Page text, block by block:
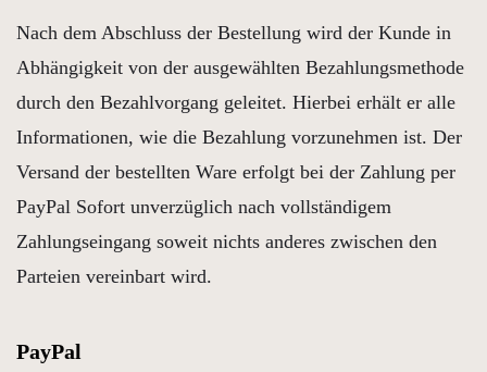
Nach dem Abschluss der Bestellung wird der Kunde in
Abhängigkeit von der ausgewählten Bezahlungsmethode
durch den Bezahlvorgang geleitet. Hierbei erhält er alle
Informationen, wie die Bezahlung vorzunehmen ist. Der
Versand der bestellten Ware erfolgt bei der Zahlung per
PayPal Sofort unverzüglich nach vollständigem
Zahlungseingang soweit nichts anderes zwischen den
Parteien vereinbart wird.
PayPal